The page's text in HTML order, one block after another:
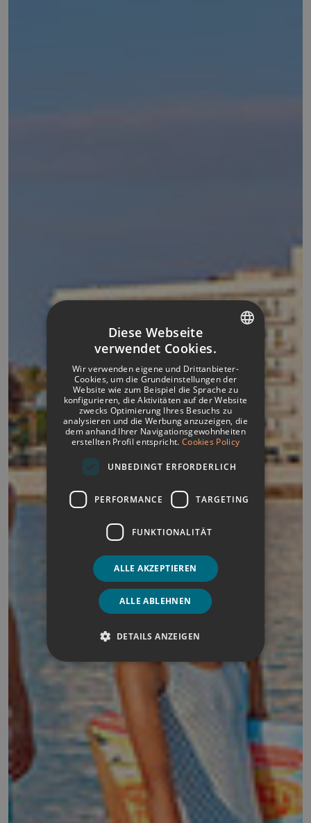
SPANISH
ITALIAN
FRENCH
GERMAN
ENGLISH
Diese Webseite
verwendet Cookies.
Wir verwenden eigene und Drittanbieter-
Cookies, um die Grundeinstellungen der
Website wie zum Beispiel die Sprache zu
konfigurieren, die Aktivitäten auf der Website
zwecks Optimierung Ihres Besuchs zu
analysieren und die Werbung anzuzeigen, die
dem anhand Ihrer Navigationsgewohnheiten
erstellten Profil entspricht. Cookies Policy
UNBEDINGT ERFORDERLICH
PERFORMANCE TARGETING
FUNKTIONALITÄT
ALLE AKZEPTIEREN
ALLE ABLEHNEN
DETAILS ANZEIGEN